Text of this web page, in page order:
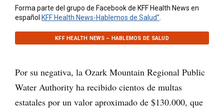
Forma parte del grupo de Facebook de KFF Health News en
español KFF Health News-Hablemos de Salud”.
KFF HEALTH NEWS – HABLEMOS DE SALUD
Por su negativa, la Ozark Mountain Regional Public
Water Authority ha recibido cientos de multas
estatales por un valor aproximado de $130.000, que